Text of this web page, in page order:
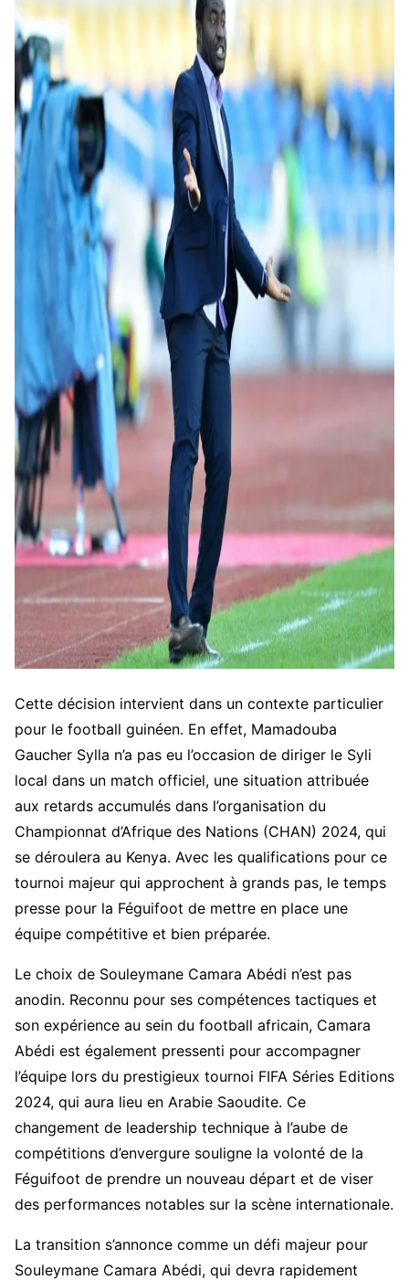
Cette décision intervient dans un contexte particulier
pour le football guinéen. En effet, Mamadouba
Gaucher Sylla n’a pas eu l’occasion de diriger le Syli
local dans un match officiel, une situation attribuée
aux retards accumulés dans l’organisation du
Championnat d’Afrique des Nations (CHAN) 2024, qui
se déroulera au Kenya. Avec les qualifications pour ce
tournoi majeur qui approchent à grands pas, le temps
presse pour la Féguifoot de mettre en place une
équipe compétitive et bien préparée.
Le choix de Souleymane Camara Abédi n’est pas
anodin. Reconnu pour ses compétences tactiques et
son expérience au sein du football africain, Camara
Abédi est également pressenti pour accompagner
l’équipe lors du prestigieux tournoi FIFA Séries Editions
2024, qui aura lieu en Arabie Saoudite. Ce
changement de leadership technique à l’aube de
compétitions d’envergure souligne la volonté de la
Féguifoot de prendre un nouveau départ et de viser
des performances notables sur la scène internationale.
La transition s’annonce comme un défi majeur pour
Souleymane Camara Abédi, qui devra rapidement